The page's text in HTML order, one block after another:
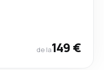
de la149 €